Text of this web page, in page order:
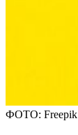
ФОТО: Freepik